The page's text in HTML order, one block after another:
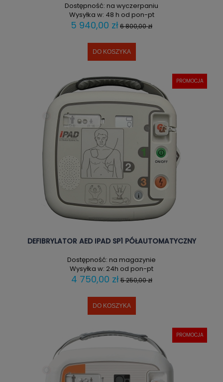
Dostępność: na wyczerpaniu
Wysyłka w: 48 h od pon-pt
5 940,00 zł6 800,00 zł
DO KOSZYKA
DEFIBRYLATOR AED IPAD SP1 PÓŁAUTOMATYCZNY
Dostępność: na magazynie
Wysyłka w: 24h od pon-pt
4 750,00 zł5 250,00 zł
DO KOSZYKA
PROMOCJA
PROMOCJA